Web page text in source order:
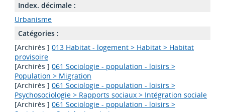
Index. décimale :
Urbanisme
Catégories :
[Archirès ] 013 Habitat - logement > Habitat > Habitat
provisoire
[Archirès ] 061 Sociologie - population - loisirs >
Population > Migration
[Archirès ] 061 Sociologie - population - loisirs >
Psychosociologie > Rapports sociaux > Intégration sociale
[Archirès ] 061 Sociologie - population - loisirs >